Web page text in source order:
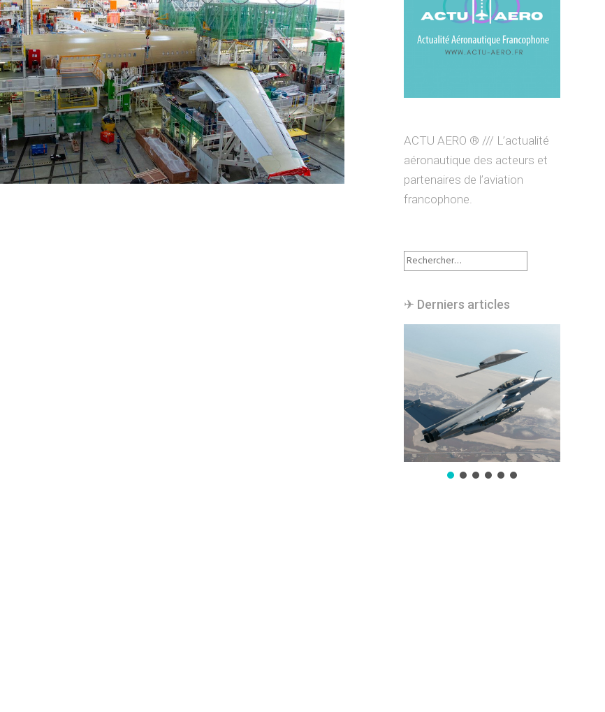
ACTU AERO ® /// L’actualité
aéronautique des acteurs et
partenaires de l’aviation
francophone.
Rechercher :
✈︎ Derniers articles